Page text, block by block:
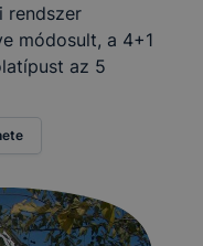
rendszer
módosult, a 4+1
az 5